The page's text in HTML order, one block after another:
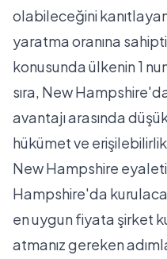
olabileceğini
yaratma oranına
konusunda ülkenin 1
sıra, New
avantajı arasında
hükümet ve erişilebilirlik
New Hampshire
Hampshire'da
en uygun fiyata şirket
atmanız gereken